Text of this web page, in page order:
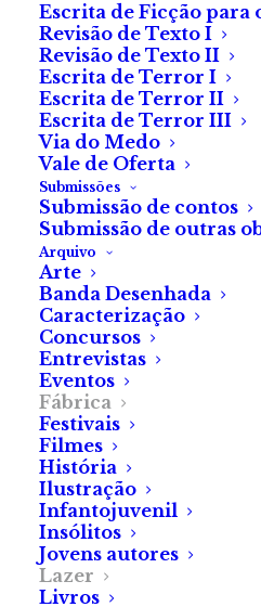
Escrita de Ficção para
Revisão de Texto I
Revisão de Texto II
Escrita de Terror I
Escrita de Terror II
Escrita de Terror III
Via do Medo
Vale de Oferta
Submissões
Submissão de contos
Submissão de outras
Arquivo
Arte
Banda Desenhada
Caracterização
Concursos
Entrevistas
Eventos
Fábrica
Festivais
Filmes
História
Ilustração
Infantojuvenil
Insólitos
Jovens autores
Lazer
Livros
para todos
todas as
Se ainda te
o que é que os
gostam de
a Fábrica do
sugestões